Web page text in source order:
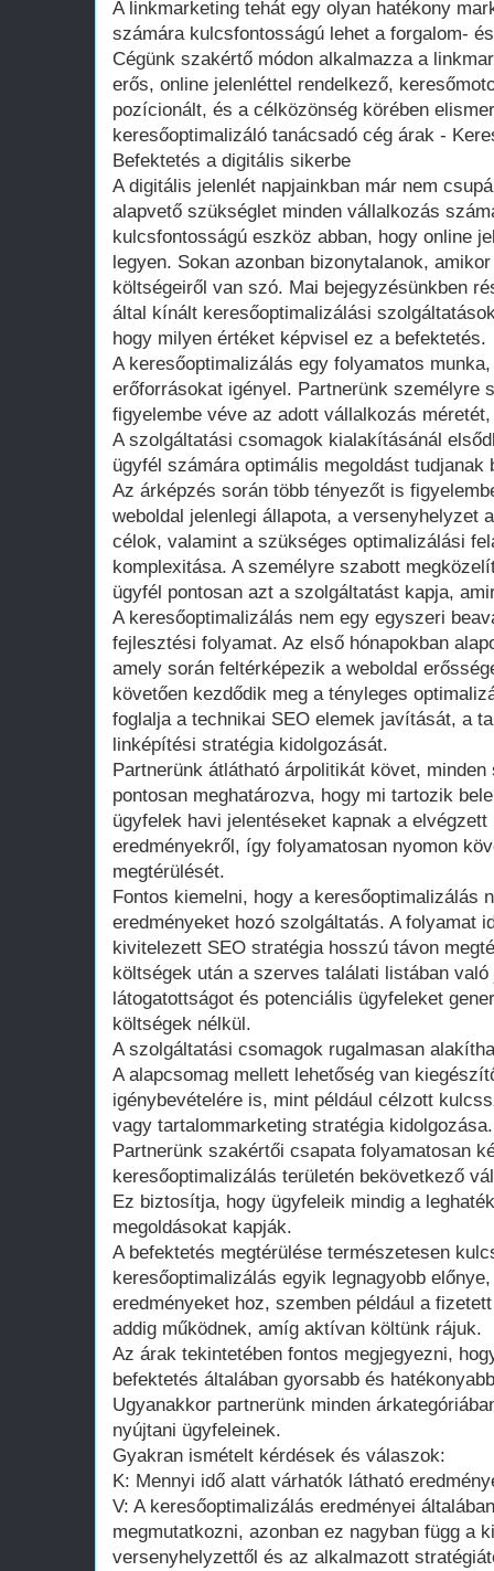
A linkmarketing tehát egy olyan hatékony
számára kulcsfontosságú lehet a forgalom-
Cégünk szakértő módon alkalmazza a
erős, online jelenléttel rendelkező,
pozícionált, és a célközönség körében
keresőoptimalizáló tanácsadó cég árak -
Befektetés a digitális sikerbe
A digitális jelenlét napjainkban már nem
alapvető szükséglet minden vállalkozás
kulcsfontosságú eszköz abban, hogy online
legyen. Sokan azonban bizonytalanok,
költségeiről van szó. Mai bejegyzésünkben
által kínált keresőoptimalizálási
hogy milyen értéket képvisel ez a befektetés.
A keresőoptimalizálás egy folyamatos
erőforrásokat igényel. Partnerünk személyre
figyelembe véve az adott vállalkozás
A szolgáltatási csomagok kialakításánál
ügyfél számára optimális megoldást tudjanak
Az árképzés során több tényezőt is
weboldal jelenlegi állapota, a versenyhelyzet
célok, valamint a szükséges optimalizálási
komplexitása. A személyre szabott
ügyfél pontosan azt a szolgáltatást kapja,
A keresőoptimalizálás nem egy egyszeri
fejlesztési folyamat. Az első hónapokban
amely során feltérképezik a weboldal
követően kezdődik meg a tényleges
foglalja a technikai SEO elemek javítását, a
linképítési stratégia kidolgozását.
Partnerünk átlátható árpolitikát követ,
pontosan meghatározva, hogy mi tartozik
ügyfelek havi jelentéseket kapnak a
eredményekről, így folyamatosan nyomon
megtérülését.
Fontos kiemelni, hogy a keresőoptimalizálás
eredményeket hozó szolgáltatás. A folyamat
kivitelezett SEO stratégia hosszú távon
költségek után a szerves találati listában
látogatottságot és potenciális ügyfeleket
költségek nélkül.
A szolgáltatási csomagok rugalmasan
A alapcsomag mellett lehetőség van
igénybevételére is, mint például célzott
vagy tartalommarketing stratégia kidolgozása.
Partnerünk szakértői csapata folyamatosan
keresőoptimalizálás területén bekövetkező
Ez biztosítja, hogy ügyfeleik mindig a
megoldásokat kapják.
A befektetés megtérülése természetesen
keresőoptimalizálás egyik legnagyobb
eredményeket hoz, szemben például a
addig működnek, amíg aktívan költünk rájuk.
Az árak tekintetében fontos megjegyezni,
befektetés általában gyorsabb és
Ugyanakkor partnerünk minden
nyújtani ügyfeleinek.
Gyakran ismételt kérdések és válaszok:
K: Mennyi idő alatt várhatók látható
V: A keresőoptimalizálás eredményei
megmutatkozni, azonban ez nagyban függ a
versenyhelyzettől és az alkalmazott